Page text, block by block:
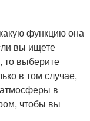
функцию она
вы ищете
то выберите
в том случае,
в
чтобы вы